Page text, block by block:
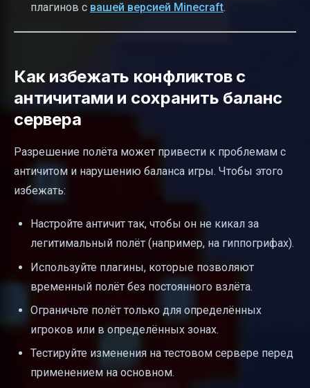
плагинов с вашей версией Minecraft.
Как избежать конфликтов с
античитами и сохранить баланс
сервера
Разрешение полёта может привести к проблемам с
античитом и нарушению баланса игры. Чтобы этого
избежать:
Настройте античит так, чтобы он не кикал за
легитимальный полёт (например, на гиппогрифах).
Используйте плагины, которые позволяют
временный полёт без постоянного взлёта.
Ограничьте полёт только для определённых
игроков или в определённых зонах.
Тестируйте изменения на тестовом сервере перед
применением на основном.